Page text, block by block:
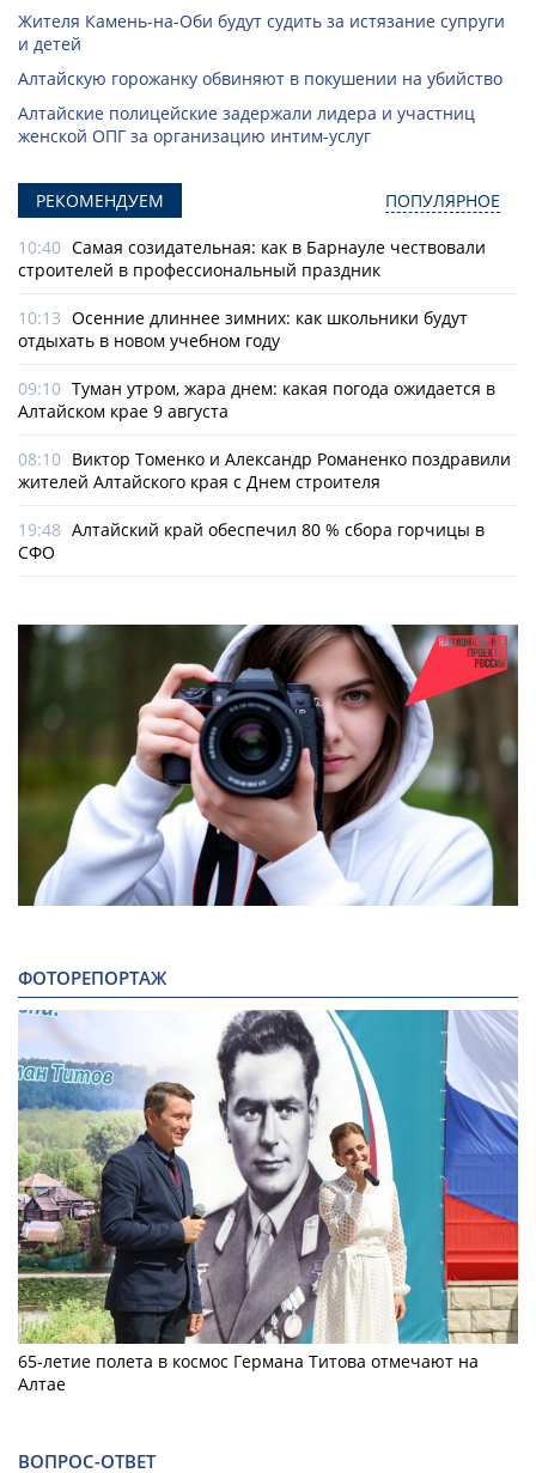
Жителя Камень-на-Оби будут судить за истязание супруги
и детей
Алтайскую горожанку обвиняют в покушении на убийство
Алтайские полицейские задержали лидера и участниц
женской ОПГ за организацию интим-услуг
РЕКОМЕНДУЕМ ПОПУЛЯРНОЕ
10:40 Самая созидательная: как в Барнауле чествовали
строителей в профессиональный праздник
10:13 Осенние длиннее зимних: как школьники будут
отдыхать в новом учебном году
09:10 Туман утром, жара днем: какая погода ожидается в
Алтайском крае 9 августа
08:10 Виктор Томенко и Александр Романенко поздравили
жителей Алтайского края с Днем строителя
19:48 Алтайский край обеспечил 80 % сбора горчицы в
СФО
ФОТОРЕПОРТАЖ
65-летие полета в космос Германа Титова отмечают на
Алтае
ВОПРОС-ОТВЕТ